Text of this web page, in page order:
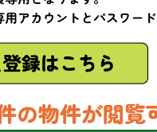
の物件が閲覧